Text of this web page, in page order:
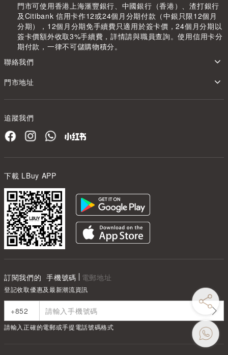
門市可使用香港上海滙豐銀行、中國銀行（香港）、渣打銀行
及Citibank 信用卡作12或24個月分期付款（中銀只限12個月
分期），12個月分期免手續費只適用於簽卡價，24個月分期以
簽卡價額外收取3%手續費，詳情請與職員查詢。使用信用卡分
期付款，一律不可儲購物積分。
聯絡我們
門市地址
追蹤我們
下載 LBuy APP
訂閱我們的 手機號碼 電郵地址
登記收取優惠及最新潮流資訊
請輸入正確的電郵或手提電話號碼格式